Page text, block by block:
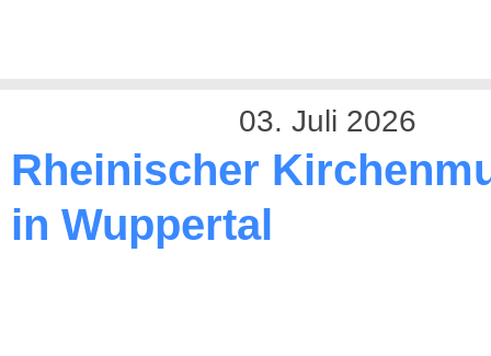
03. Juli 2026
Rheinischer
in Wuppertal